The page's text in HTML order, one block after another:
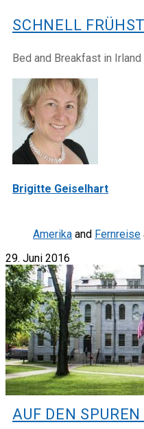
SCHNELL
Bed and Breakfast in Irland
Brigitte Geiselhart
Amerika and Fernreise
29. Juni 2016
AUF DEN